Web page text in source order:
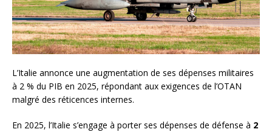
L’Italie annonce une augmentation de ses dépenses militaires
à 2 % du PIB en 2025, répondant aux exigences de l’OTAN
malgré des réticences internes.
En 2025, l’Italie s’engage à porter ses dépenses de défense à 2